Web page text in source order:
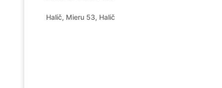
Halič, Mieru 53, Halič